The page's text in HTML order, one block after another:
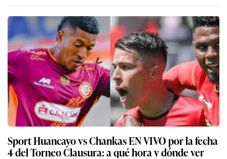
Sport Huancayo vs Chankas EN VIVO por la fecha
4 del Torneo Clausura: a qué hora y dónde ver